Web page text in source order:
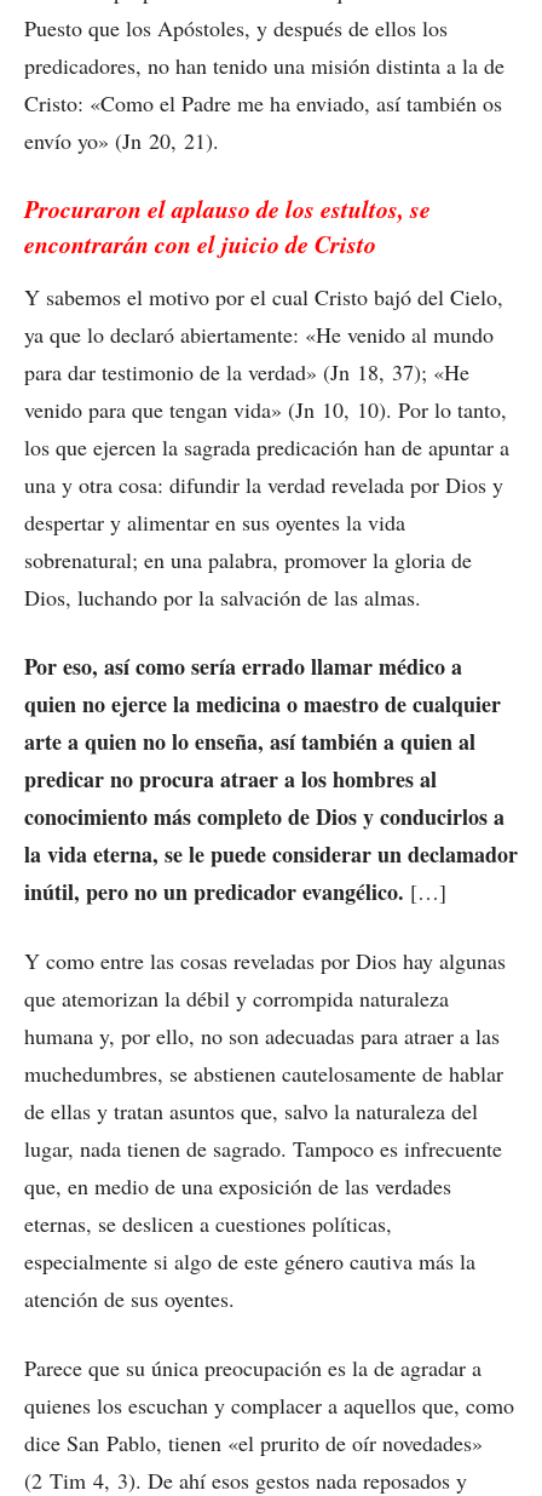
Puesto que los Apóstoles, y después de ellos los
predicadores, no han tenido una misión distinta a la de
Cristo: «Como el Padre me ha enviado, así también os
envío yo» (Jn 20, 21).
Procuraron el aplauso de los estultos, se
encontrarán con el juicio de Cristo
Y sabemos el motivo por el cual Cristo bajó del Cielo,
ya que lo declaró abiertamente: «He venido al mundo
para dar testimonio de la verdad» (Jn 18, 37); «He
venido para que tengan vida» (Jn 10, 10). Por lo tanto,
los que ejercen la sagrada predicación han de apuntar a
una y otra cosa: difundir la verdad revelada por Dios y
despertar y alimentar en sus oyentes la vida
sobrenatural; en una palabra, promover la gloria de
Dios, luchando por la salvación de las almas.
Por eso, así como sería errado llamar médico a
quien no ejerce la medicina o maestro de cualquier
arte a quien no lo enseña, así también a quien al
predicar no procura atraer a los hombres al
conocimiento más completo de Dios y conducirlos a
la vida eterna, se le puede considerar un declamador
inútil, pero no un predicador evangélico. […]
Y como entre las cosas reveladas por Dios hay algunas
que atemorizan la débil y corrompida naturaleza
humana y, por ello, no son adecuadas para atraer a las
muchedumbres, se abstienen cautelosamente de hablar
de ellas y tratan asuntos que, salvo la naturaleza del
lugar, nada tienen de sagrado. Tampoco es infrecuente
que, en medio de una exposición de las verdades
eternas, se deslicen a cuestiones políticas,
especialmente si algo de este género cautiva más la
atención de sus oyentes.
Parece que su única preocupación es la de agradar a
quienes los escuchan y complacer a aquellos que, como
dice San Pablo, tienen «el prurito de oír novedades»
(2 Tim 4, 3). De ahí esos gestos nada reposados y